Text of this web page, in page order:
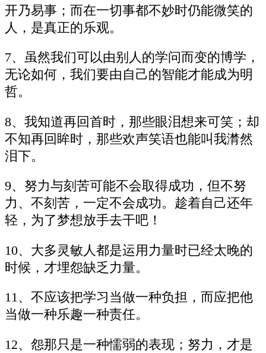
开乃易事；而在一切事都不妙时仍能微笑的
人，是真正的乐观。
7、虽然我们可以由别人的学问而变的博学，
无论如何，我们要由自己的智能才能成为明
哲。
8、我知道再回首时，那些眼泪想来可笑；却
不知再回眸时，那些欢声笑语也能叫我潸然
泪下。
9、努力与刻苦可能不会取得成功，但不努
力、不刻苦，一定不会成功。趁着自己还年
轻，为了梦想放手去干吧！
10、大多灵敏人都是运用力量时已经太晚的
时候，才埋怨缺乏力量。
11、不应该把学习当做一种负担，而应把他
当做一种乐趣一种责任。
12、怨那只是一种懦弱的表现；努力，才是